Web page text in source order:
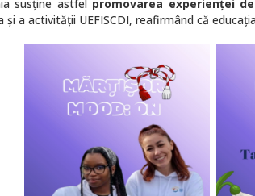
susține astfel promovarea experienței
și a activității UEFISCDI, reafirmând că